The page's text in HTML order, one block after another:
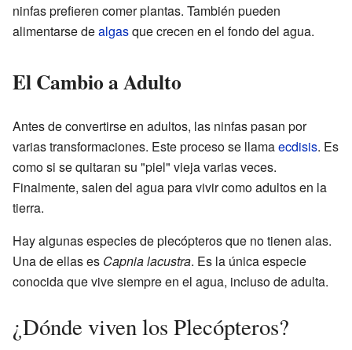
ninfas prefieren comer plantas. También pueden
alimentarse dealgasque crecen en el fondo del agua.
El Cambio a Adulto
Antes de convertirse en adultos, las ninfas pasan por
varias transformaciones. Este proceso se llamaecdisis. Es
como si se quitaran su "piel" vieja varias veces.
Finalmente, salen del agua para vivir como adultos en la
tierra.
Hay algunas especies de plecópteros que no tienen alas.
Una de ellas es Capnia lacustra. Es la única especie
conocida que vive siempre en el agua, incluso de adulta.
¿Dónde viven los Plecópteros?